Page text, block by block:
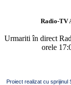
Radio-TV
Urmariti în direct
orele
Proiect realizat cu sprijinul